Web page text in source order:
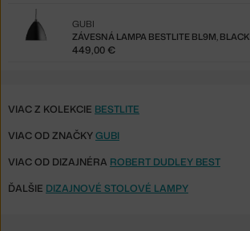
ZÁVESNÁ LAMPA BESTLITE BL9M, BLACK
GUBI
449,00 €
VIAC Z KOLEKCIE BESTLITE
VIAC OD ZNAČKYGUBI
VIAC OD DIZAJNÉRA ROBERT DUDLEY BEST
ĎALŠIE DIZAJNOVÉ STOLOVÉ LAMPY